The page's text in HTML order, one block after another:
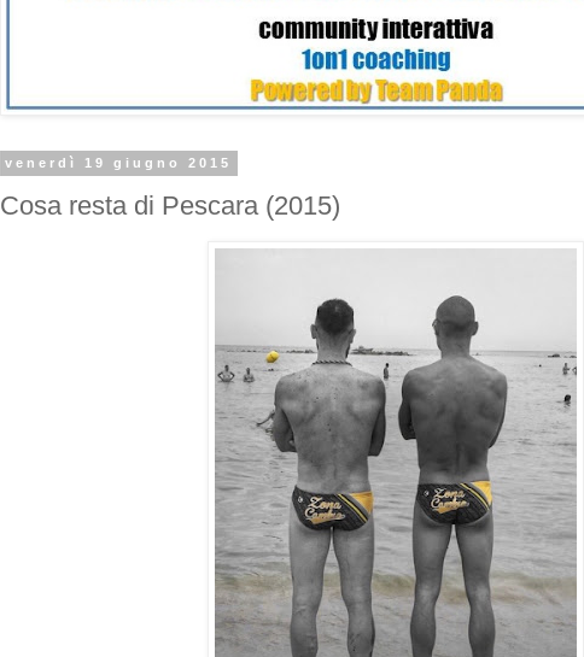
venerdì 19 giugno 2015
Cosa resta di Pescara (2015)